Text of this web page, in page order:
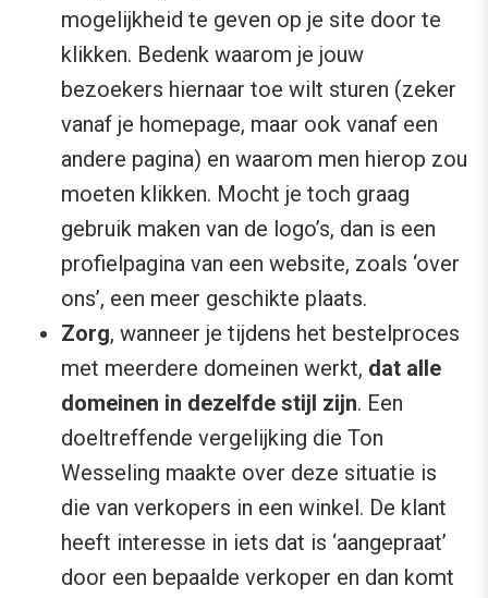
mogelijkheid te geven op je site door te
klikken. Bedenk waarom je jouw
bezoekers hiernaar toe wilt sturen (zeker
vanaf je homepage, maar ook vanaf een
andere pagina) en waarom men hierop zou
moeten klikken. Mocht je toch graag
gebruik maken van de logo’s, dan is een
profielpagina van een website, zoals ‘over
ons’, een meer geschikte plaats.
Zorg, wanneer je tijdens het bestelproces
met meerdere domeinen werkt, dat alle
domeinen in dezelfde stijl zijn. Een
doeltreffende vergelijking die Ton
Wesseling maakte over deze situatie is
die van verkopers in een winkel. De klant
heeft interesse in iets dat is ‘aangepraat’
door een bepaalde verkoper en dan komt